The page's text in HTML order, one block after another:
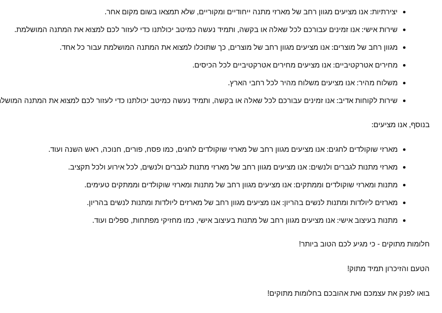
יצירתיות: אנו מציעים מגוון רחב של מארזי מתנה ייחודיים ומקוריים, שלא תמצאו בשום מקום אחר.
שירות אישי: אנו זמינים עבורכם לכל שאלה או בקשה, ותמיד נעשה כמיטב יכולתנו כדי לעזור לכם למצוא את המתנה המושלמת.
מגוון רחב של מוצרים: אנו מציעים מגוון רחב של מוצרים, כך שתוכלו למצוא את המתנה המושלמת עבור כל אחד.
מחירים אטרקטיביים: אנו מציעים מחירים אטרקטיביים לכל הכיסים.
משלוח מהיר: אנו מציעים משלוח מהיר לכל רחבי הארץ.
שירות לקוחות אדיב: אנו זמינים עבורכם לכל שאלה או בקשה, ותמיד נעשה כמיטב יכולתנו כדי לעזור לכם למצוא את המתנה
בנוסף, אנו מציעים:
מארזי שוקולדים לחגים: אנו מציעים מגוון רחב של מארזי שוקולדים לחגים, כמו פסח, פורים, חנוכה, ראש השנה ועוד.
מארזי מתנות לגברים ולנשים: אנו מציעים מגוון רחב של מארזי מתנות לגברים ולנשים, לכל אירוע ולכל תקציב.
מתנות ומארזי שוקולדים וממתקים: אנו מציעים מגוון רחב של מתנות ומארזי שוקולדים וממתקים טעימים.
מארזים ליולדות ומתנות לנשים בהריון: אנו מציעים מגוון רחב של מארזים ליולדות ומתנות לנשים בהריון.
מתנות בעיצוב אישי: אנו מציעים מגוון רחב של מתנות בעיצוב אישי, כמו מחזיקי מפתחות, ספלים ועוד.
חלומות מתוקים - כי מגיע לכם הטוב ביותר!
הטעם והזיכרון תמיד מתוק!
בואו לפנק את עצמכם ואת אהובכם בחלומות מתוקים!